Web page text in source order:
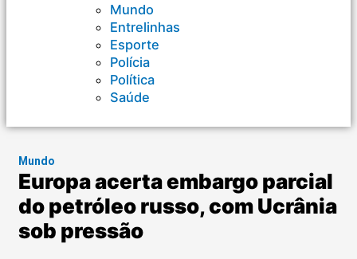
Mundo
Entrelinhas
Esporte
Polícia
Política
Saúde
Mundo
Europa acerta embargo parcial
do petróleo russo, com Ucrânia
sob pressão